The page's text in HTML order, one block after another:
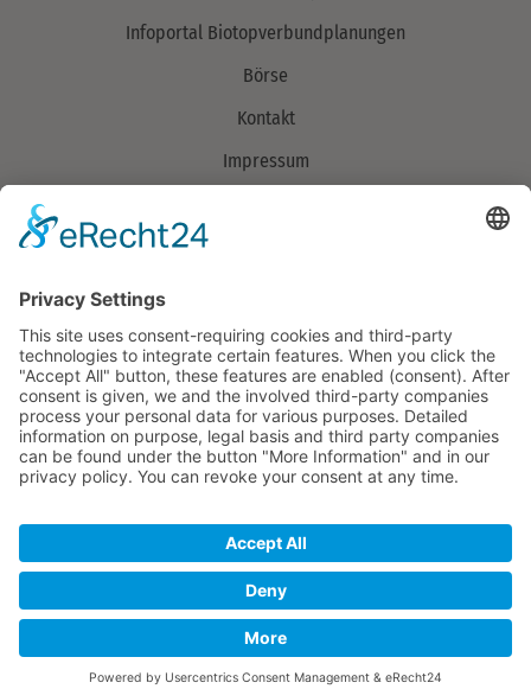
Infoportal Biotopverbundplanungen
Börse
Kontakt
Impressum
> Mitglieder
Aufgaben
Organisation
Team
© 2026 Copyright Landschaftserhaltungsverband Ortenaukreis
e.V. Alle Rechte vorhanden.